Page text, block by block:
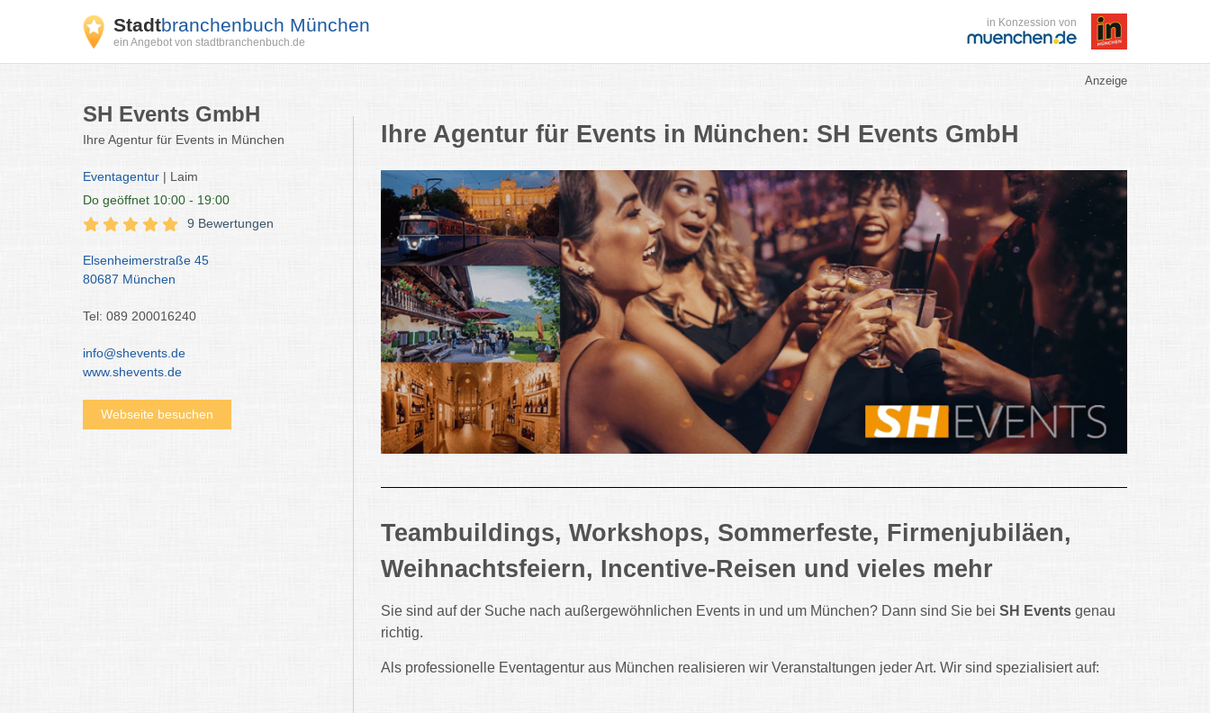
Stadtbranchenbuch München
ein Angebot von stadtbranchenbuch.de
in Konzession von
Anzeige
SH Events GmbH
Ihre Agentur für Events in München
Eventagentur | Laim
Do geöffnet 10:00 - 19:00
9 Bewertungen
Elsenheimerstraße 45
80687 München
Tel: 089 200016240
info@shevents.de
www.shevents.de
Webseite besuchen
Ihre Agentur für Events in München: SH Events GmbH
Teambuildings, Workshops, Sommerfeste, Firmenjubiläen,
Weihnachtsfeiern, Incentive-Reisen und vieles mehr
Sie sind auf der Suche nach außergewöhnlichen Events in und um München? Dann sind Sie bei SH Events genau
richtig.
Als professionelle Eventagentur aus München realisieren wir Veranstaltungen jeder Art. Wir sind spezialisiert auf: